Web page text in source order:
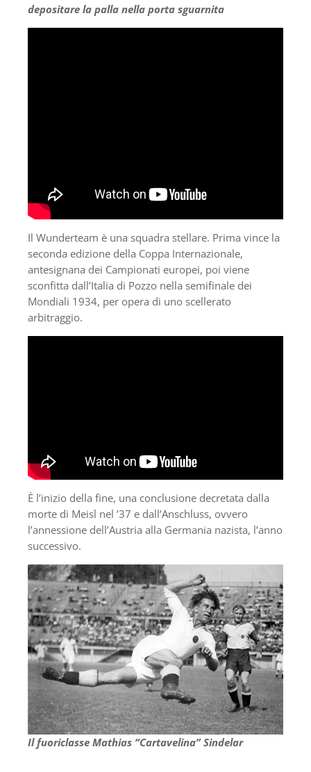
depositare la palla nella porta sguarnita
Il Wunderteam è una squadra stellare. Prima vince la
seconda edizione della Coppa Internazionale,
antesignana dei Campionati europei, poi viene
sconfitta dall’Italia di Pozzo nella semifinale dei
Mondiali 1934, per opera di uno scellerato
arbitraggio.
È l’inizio della fine, una conclusione decretata dalla
morte di Meisl nel ’37 e dall’Anschluss, ovvero
l’annessione dell’Austria alla Germania nazista, l’anno
successivo.
Il fuoriclasse Mathias “Cartavelina” Sindelar